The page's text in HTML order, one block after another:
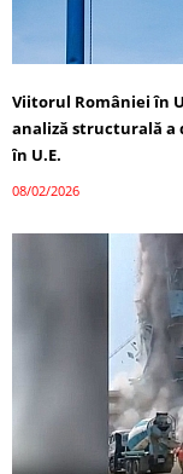
Viitorul României în
analiză structurală a
în U.E.
08/02/2026